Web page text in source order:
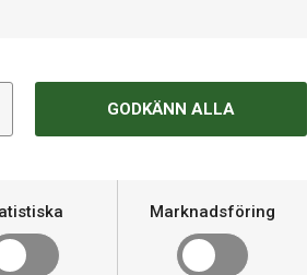
GODKÄNN ALLA
Marknadsföring